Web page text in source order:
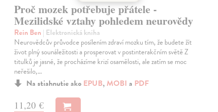
Proč mozek potřebuje přátele -
Mezilidské vztahy pohledem neurovědy
Rein Ben | Elektronická kniha
Neurovědcův průvodce posílením zdraví mozku tím, že budete žít
život plný sounáležitosti a prosperovat v postinterakčním světě Z
titulků je jasné, že procházíme krizí osamělosti, ale zatím se moc
neřešilo,…
Na stiahnutie ako EPUB, MOBI a PDF
11,20 €